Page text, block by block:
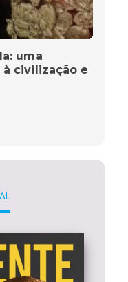
uma
civilização e